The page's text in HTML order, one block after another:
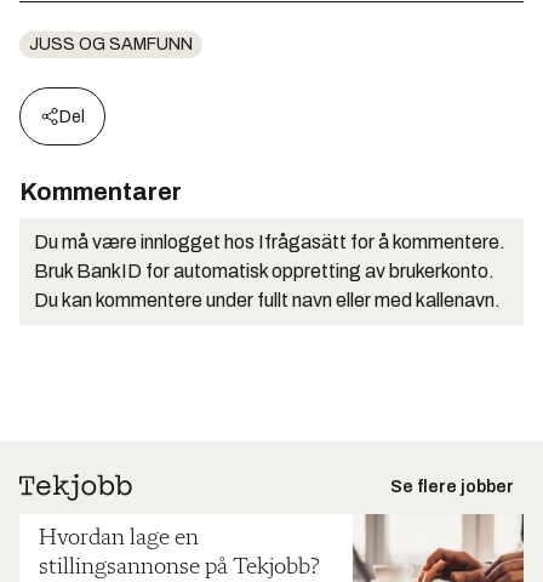
JUSS OG SAMFUNN
Del
Kommentarer
Du må være innlogget hos Ifrågasätt for å kommentere.
Bruk BankID for automatisk oppretting av brukerkonto.
Du kan kommentere under fullt navn eller med kallenavn.
Se flere jobber
Hvordan lage en
stillingsannonse på Tekjobb?